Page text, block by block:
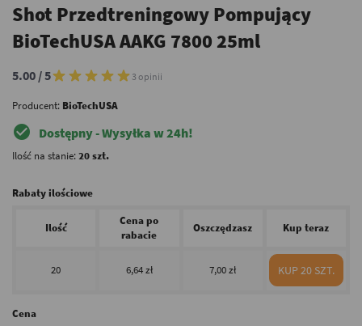
Shot Przedtreningowy Pompujący
BioTechUSA AAKG 7800 25ml
5.00 / 5 3 opinii
Producent: BioTechUSA
check_circle Dostępny - Wysyłka w 24h!
Ilość na stanie:20 szt.
Rabaty ilościowe
Ilość
Cena po
rabacie
Oszczędzasz Kup teraz
20 6,64 zł 7,00 zł KUP 20 SZT.
Cena